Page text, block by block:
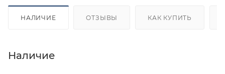
НАЛИЧИЕ ОТЗЫВЫ КАК КУПИТЬ
Наличие